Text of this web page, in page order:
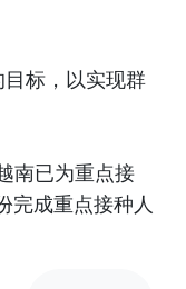
标，以实现群
南已为重点接
完成重点接种人